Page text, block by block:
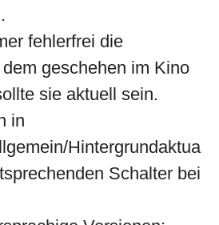
fehlerfrei die
geschehen im Kino
sie aktuell sein.
in
Hintergrundaktua
Schalter bei